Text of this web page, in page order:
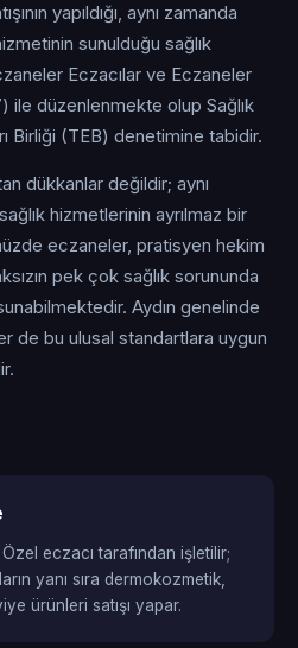
yapıldığı, aynı zamanda
sunulduğu sağlık
Eczacılar ve Eczaneler
ile düzenlenmekte olup Sağlık
Birliği (TEB) denetimine tabidir.
dükkanlar değildir; aynı
hizmetlerinin ayrılmaz bir
eczaneler, pratisyen hekim
pek çok sağlık sorununda
Aydın genelinde
de bu ulusal standartlara uygun
eczacı tarafından işletilir;
yanı sıra dermokozmetik,
ürünleri satışı yapar.